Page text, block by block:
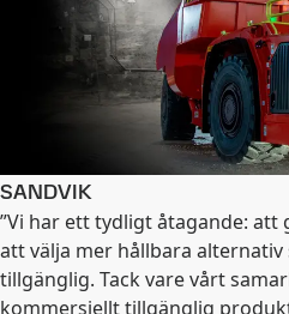
SANDVIK
”Vi har ett tydligt åtagande:
att välja mer hållbara
tillgänglig. Tack vare vårt
kommersiellt tillgänglig